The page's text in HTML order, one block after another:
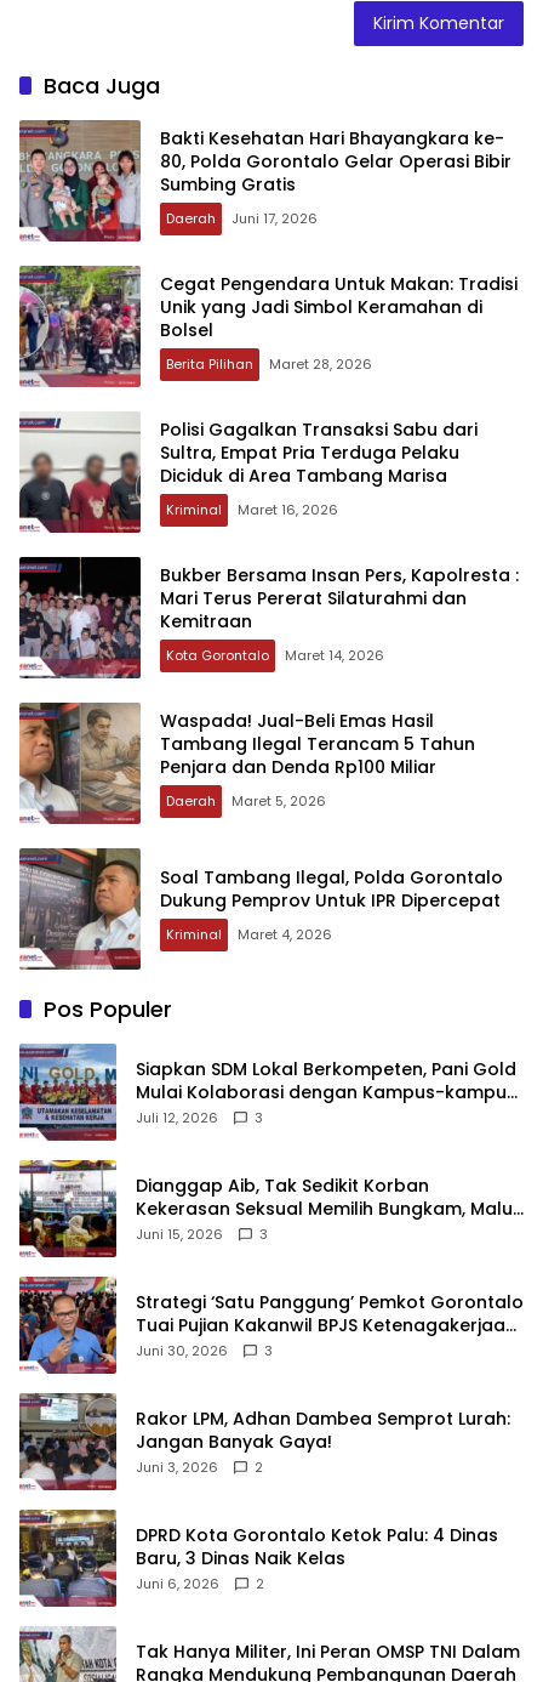
Baca Juga
‎Bakti Kesehatan Hari Bhayangkara ke-
80, Polda Gorontalo Gelar Operasi Bibir
Sumbing Gratis‎‎
Daerah Juni 17, 2026
‎Cegat Pengendara Untuk Makan: Tradisi
Unik yang Jadi Simbol Keramahan di
Bolsel
Berita Pilihan Maret 28, 2026
Polisi Gagalkan Transaksi Sabu dari
Sultra‎‎, Empat Pria Terduga Pelaku
Diciduk di Area Tambang Marisa
Kriminal Maret 16, 2026
Bukber Bersama Insan Pers, Kapolresta :
Mari Terus Pererat Silaturahmi dan
Kemitraan
Kota Gorontalo Maret 14, 2026
‎Waspada! Jual-Beli Emas Hasil
Tambang Ilegal Terancam 5 Tahun
Penjara dan Denda Rp100 Miliar‎‎
Daerah Maret 5, 2026
Soal Tambang Ilegal, Polda Gorontalo
Dukung Pemprov Untuk IPR Dipercepat
Kriminal Maret 4, 2026
Pos Populer
‎Siapkan SDM Lokal Berkompeten, Pani Gold
Mulai Kolaborasi dengan Kampus-kampus
di Gorontalo
Juli 12, 2026 3
‎Dianggap Aib, Tak Sedikit Korban
Kekerasan Seksual Memilih Bungkam, Malu
untuk Melapor!‎
Juni 15, 2026 3
Strategi ‘Satu Panggung’ Pemkot Gorontalo
Tuai Pujian Kakanwil BPJS Ketenagakerjaan
Sulama‎‎
Juni 30, 2026 3
‎Rakor LPM, Adhan Dambea Semprot Lurah:
Jangan Banyak Gaya!‎
Juni 3, 2026 2
‎DPRD Kota Gorontalo Ketok Palu: 4 Dinas
Baru, 3 Dinas Naik Kelas
Juni 6, 2026 2
‎Tak Hanya Militer, Ini Peran OMSP TNI Dalam
Rangka Mendukung Pembangunan Daerah